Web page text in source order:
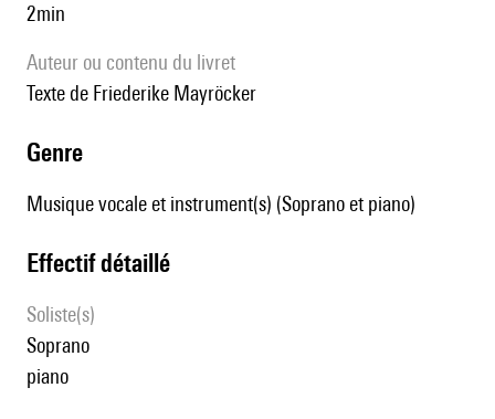
2min
Auteur ou contenu du livret
Texte de Friederike Mayröcker
genre
Musique vocale et instrument(s) (Soprano et piano)
effectif détaillé
Soliste(s)
soprano
piano